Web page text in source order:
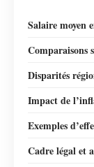
Salaire moyen
Comparaisons
Disparités
Impact de
Exemples
Cadre légal et